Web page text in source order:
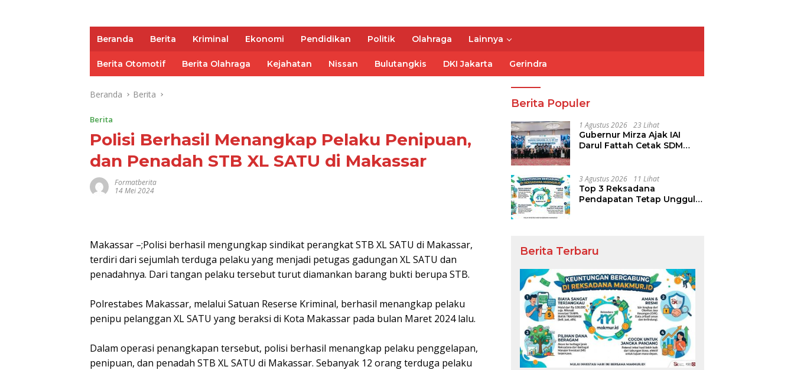
Beranda Berita Kriminal Ekonomi Pendidikan Politik Olahraga Lainnya
Berita Otomotif Berita Olahraga Kejahatan Nissan Bulutangkis DKI Jakarta Gerindra
Beranda Berita
Berita
Polisi Berhasil Menangkap Pelaku Penipuan,
dan Penadah STB XL SATU di Makassar
Formatberita
14 Mei 2024
Makassar –;Polisi berhasil mengungkap sindikat perangkat STB XL SATU di Makassar,
terdiri dari sejumlah terduga pelaku yang menjadi petugas gadungan XL SATU dan
penadahnya. Dari tangan pelaku tersebut turut diamankan barang bukti berupa STB.
Polrestabes Makassar, melalui Satuan Reserse Kriminal, berhasil menangkap pelaku
penipu pelanggan XL SATU yang beraksi di Kota Makassar pada bulan Maret 2024 lalu.
Dalam operasi penangkapan tersebut, polisi berhasil menangkap pelaku penggelapan,
penipuan, dan penadah STB XL SATU di Makassar. Sebanyak 12 orang terduga pelaku
Berita Populer
1 Agustus 2026 23 Lihat
Gubernur Mirza Ajak IAI
Darul Fattah Cetak SDM
3 Agustus 2026 11 Lihat
Top 3 Reksadana
Pendapatan Tetap Ungguli
Berita Terbaru